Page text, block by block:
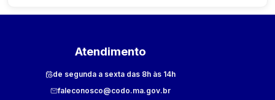
Atendimento
de segunda a sexta das 8h às 14h
faleconosco@codo.ma.gov.br